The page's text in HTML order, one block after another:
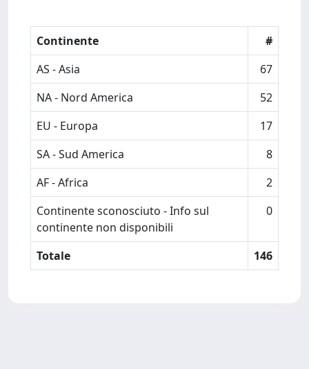
Continente
#
AS - Asia
67
NA - Nord America
52
EU - Europa
17
SA - Sud America
8
AF - Africa
2
Continente sconosciuto - Info sul
continente non disponibili
0
Totale 146